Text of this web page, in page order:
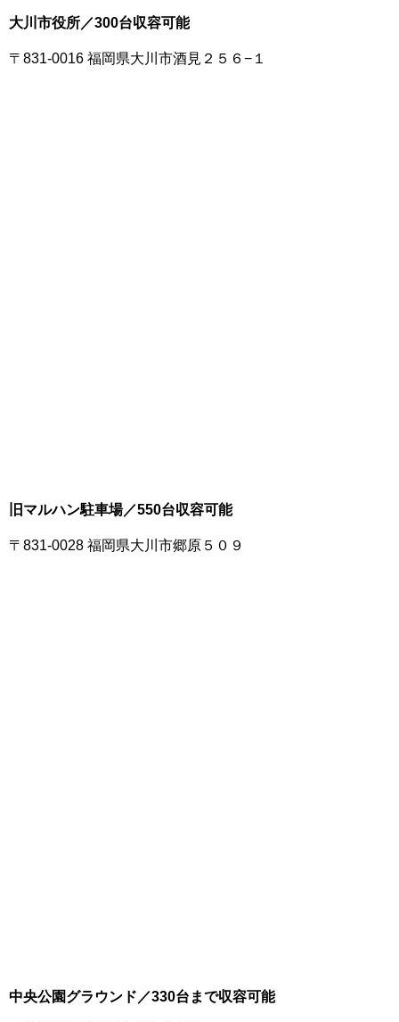
大川市役所／300台収容可能
〒831-0016 福岡県大川市酒見２５６−１
旧マルハン駐車場／550台収容可能
〒831-0028 福岡県大川市郷原５０９
中央公園グラウンド／330台まで収容可能